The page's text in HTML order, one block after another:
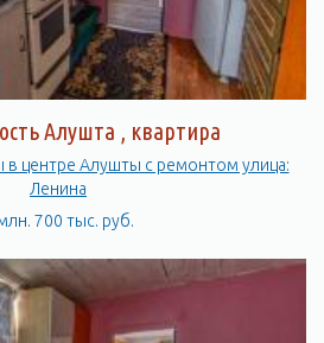
Алушта , квартира
в центре Алушты с ремонтом улица:
Ленина
700 тыс. руб.